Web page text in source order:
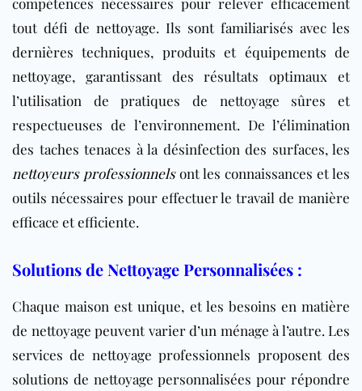
tout défi de nettoyage. Ils sont familiarisés avec les
dernières techniques, produits et équipements de
nettoyage, garantissant des résultats optimaux et
l’utilisation de pratiques de nettoyage sûres et
respectueuses de l’environnement. De l’élimination
des taches tenaces à la désinfection des surfaces, les
nettoyeurs professionnelsont les connaissances et les
outils nécessaires pour effectuer le travail de manière
efficace et efficiente.
Solutions de Nettoyage Personnalisées :
Chaque maison est unique, et les besoins en matière
de nettoyage peuvent varier d’un ménage à l’autre. Les
services de nettoyage professionnels proposent des
solutions de nettoyage personnalisées pour répondre